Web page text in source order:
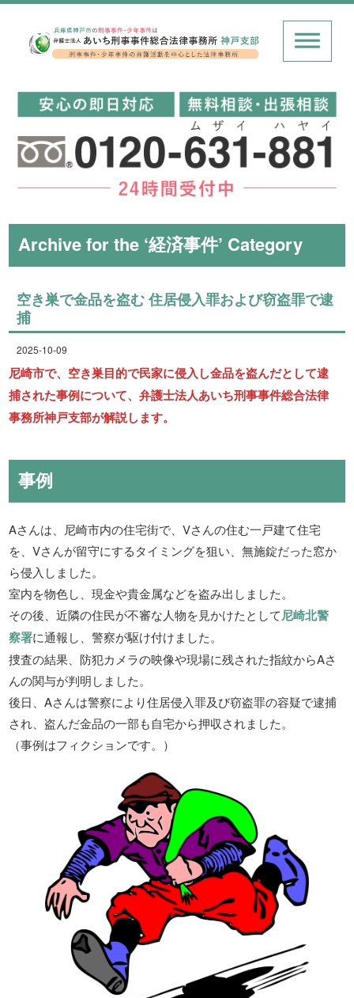
Archive for the ‘経済事件’ Category
空き巣で金品を盗む 住居侵入罪および窃盗罪で逮
捕
2025-10-09
尼崎市で、空き巣目的で民家に侵入し金品を盗んだとして逮
捕された事例について、弁護士法人あいち刑事事件総合法律
事務所神戸支部が解説します。
事例
Aさんは、尼崎市内の住宅街で、Vさんの住む一戸建て住宅
を、Vさんが留守にするタイミングを狙い、無施錠だった窓か
ら侵入しました。
室内を物色し、現金や貴金属などを盗み出しました。
その後、近隣の住民が不審な人物を見かけたとして尼崎北警
察署に通報し、警察が駆け付けました。
捜査の結果、防犯カメラの映像や現場に残された指紋からAさ
んの関与が判明しました。
後日、Aさんは警察により住居侵入罪及び窃盗罪の容疑で逮捕
され、盗んだ金品の一部も自宅から押収されました。
（事例はフィクションです。）